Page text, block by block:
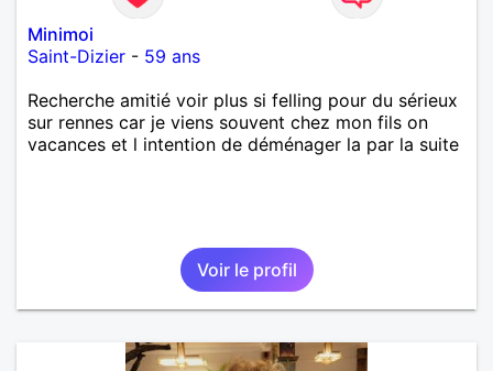
Minimoi
Saint-Dizier - 59 ans
Recherche amitié voir plus si felling pour du sérieux
sur rennes car je viens souvent chez mon fils on
vacances et l intention de déménager la par la suite
Voir le profil